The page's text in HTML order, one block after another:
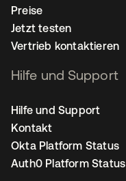
Preise
Jetzt testen
Vertrieb kontaktieren
Hilfe und Support
Hilfe und Support
Kontakt
Okta Platform Status
Auth0 Platform Status